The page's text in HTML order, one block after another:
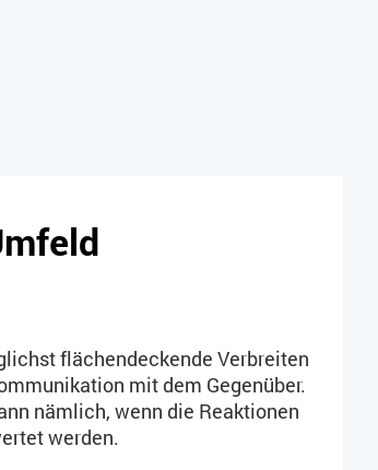
flächendeckende Verbreiten
mit dem Gegenüber.
nämlich, wenn die Reaktionen
werden.